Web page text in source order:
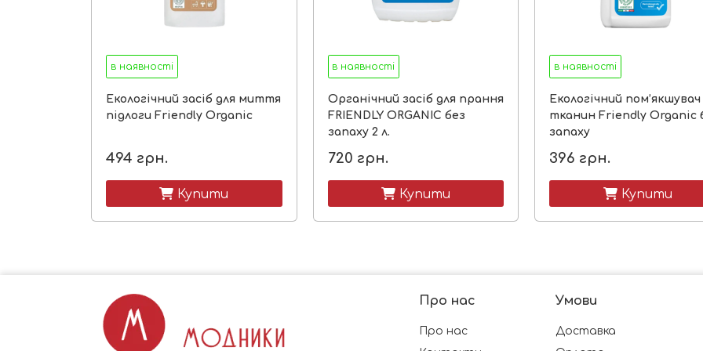
в наявності
Екологічний засіб для миття
підлоги Friendly Organic
494 грн.
 Купити
в наявності
Органічний засіб для прання
FRIENDLY ORGANIC без
запаху 2 л.
720 грн.
 Купити
в наявності
Екологічний пом’якшувач
тканин Friendly Organic
запаху
396 грн.
 Купити
Про нас
Про нас
Умови
Доставка